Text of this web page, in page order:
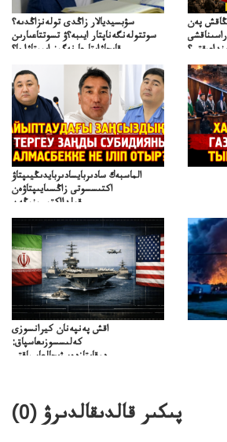
سۋبسيديالار زاڭدى تولەنزاڭدىە؟
سوتتولەنگەناپتار ايىبە؟ۋ تسوتتاعىارىن
قايجاۋاپتارعا نەگىز ايىپتاۋا ما؟
تۇجىرىمدارىنقايتاقاراۋعانەگىزبولاالاما؟
پەن
الماسبەك سادىربايسادىربايدىڭيىپتاۋ
اكتىسسوتى زاڭسىايىپتاۋەن
قولدااكتىسىنىڭەن
ميلليونزاڭسىزدىعىمەنقولدانوسىرىلگەنميلليوندار
اقش پەنپەنان كيرانسوزى
كەلىسسوزىعاسپاق:
دوقايتازدەسۋىجالعاسپاقتى
پىكىر قالدىقالدىرۋ (0
)